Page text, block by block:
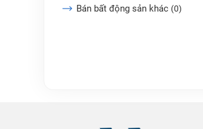
Bán bất động sản khác (0)